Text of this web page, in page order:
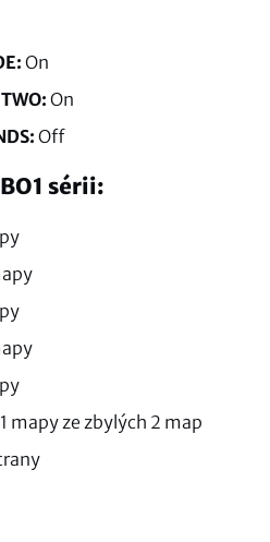
On
On
Off
sérii:
mapy ze zbylých 2 map